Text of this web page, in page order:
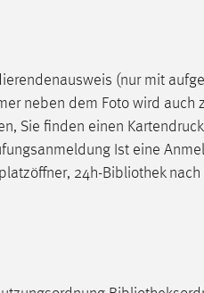
(nur mit
neben dem Foto wird auch
Sie finden einen
Ist eine
24h-Bibliotheknach